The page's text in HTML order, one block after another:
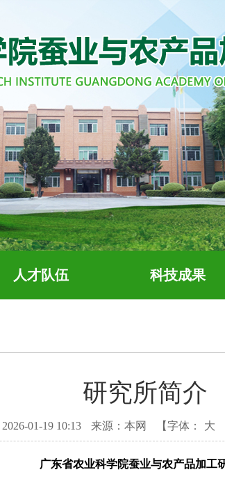
人才队伍 科技成果
研究所简介
01-19 10:13 来源：本网 【字体： 大
广东省农业科学院蚕业与农产品加工